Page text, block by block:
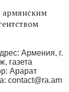
армянским
Армения, г.
газета
Арарат
contact@ra.am